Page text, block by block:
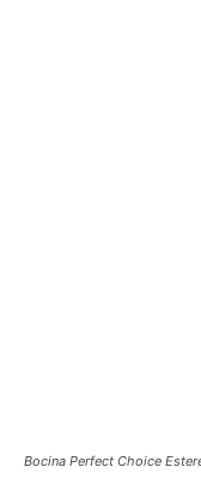
Bocina Perfect Choice